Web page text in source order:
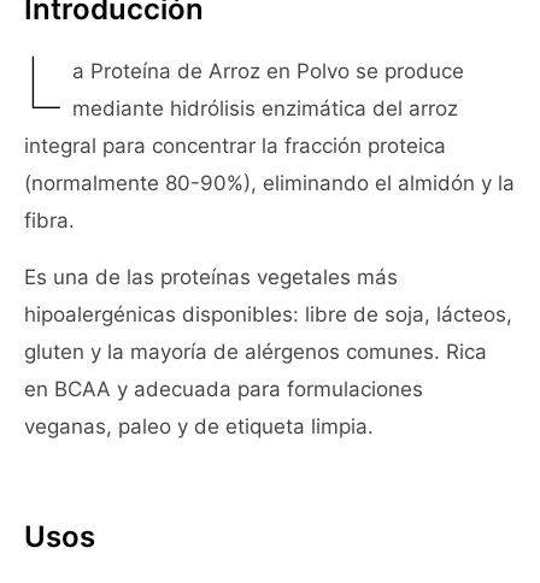
Introducción
L a Proteína de Arroz en Polvo se produce
mediante hidrólisis enzimática del arroz
integral para concentrar la fracción proteica
(normalmente 80-90%), eliminando el almidón y la
fibra.
Es una de las proteínas vegetales más
hipoalergénicas disponibles: libre de soja, lácteos,
gluten y la mayoría de alérgenos comunes. Rica
en BCAA y adecuada para formulaciones
veganas, paleo y de etiqueta limpia.
Usos